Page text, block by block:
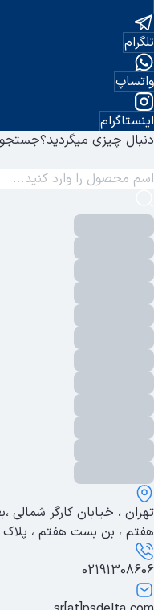
تلگرام
واتساپ
اینستاگرام
دنبال چیزی میگردید؟
تهران ، خیابان کارگر شمالی
هفتم ، بن بست هفتم ، پلاک 4 ، طبقه 1 و 2
02191308606